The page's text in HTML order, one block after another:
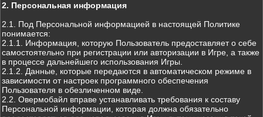
2. Персональная информация
2.1. Под Персональной информацией в настоящей Политике
понимается:
2.1.1. Информация, которую Пользователь предоставляет о себе
самостоятельно при регистрации или авторизации в Игре, а также
в процессе дальнейшего использования Игры.
2.1.2. Данные, которые передаются в автоматическом режиме в
зависимости от настроек программного обеспечения
Пользователя в обезличенном виде.
2.2. Овермобайл вправе устанавливать требования к составу
Персональной информации, которая должна обязательно